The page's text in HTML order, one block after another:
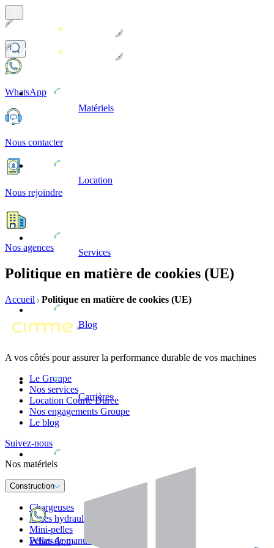
Matériels
Location
Services
Blog
Carrières
WhatsApp
WhatsApp
Nous contacter
Nous rejoindre
Nos agences
Politique en matière de cookies (UE)
Accueil Politique en matière de cookies (UE)
A vos côtés pour assurer la performance durable de vos machines
Le Groupe
Nos services
Location Courte Durée
Nos engagements Groupe
Le blog
Suivez-nous
Nos matériels
Construction
Chargeuses
Pelles hydrauliques
Mini-pelles
Pelles de manutention